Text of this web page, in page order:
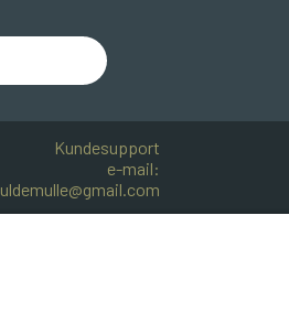
Kundesupport
e-mail:
uldemulle@gmail.com